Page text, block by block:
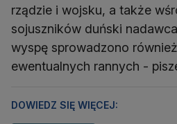
rządzie i wojsku, a także
sojuszników duński
wyspę sprowadzono
ewentualnych rannych -
DOWIEDZ SIĘ WIĘCEJ: